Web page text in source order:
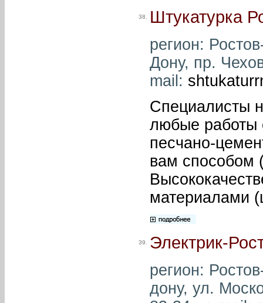
38. Штукатурка
регион:
Дону, пр.
mail:
Специалисты
любые работы
песчано-
вам способом
материалами
39. Электрик-
регион:
дону, ул.